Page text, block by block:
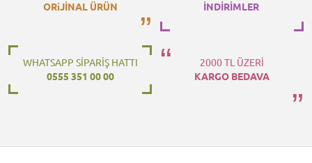
ORiJİNAL ÜRÜN
İNDİRİMLER
WHATSAPP SİPARİŞ HATTI
0555 351 00 00
2000 TL ÜZERİ
KARGO BEDAVA